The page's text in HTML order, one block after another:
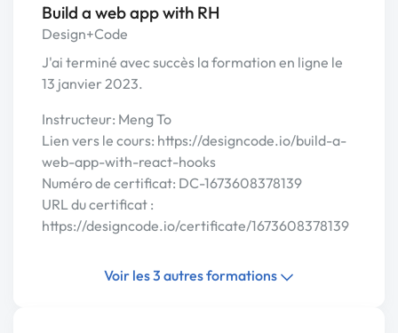
Build a web app with RH
Design+Code
J'ai terminé avec succès la formation en ligne le
13 janvier 2023.
Instructeur: Meng To
Lien vers le cours: https://designcode.io/build-a-
web-app-with-react-hooks
Numéro de certificat: DC-1673608378139
URL du certificat :
https://designcode.io/certificate/1673608378139
Voir les 3 autres formations